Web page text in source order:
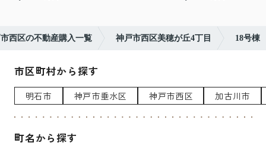
西区の不動産購入一覧 神戸市西区美穂が丘4丁目 18号棟
市区町村から探す
明石市 神戸市垂水区 神戸市西区 加古川市
町名から探す